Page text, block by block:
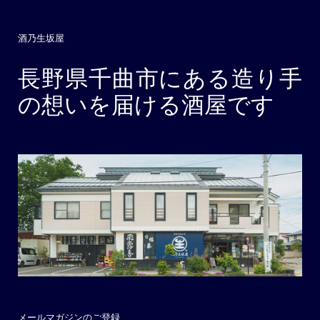
酒乃生坂屋
長野県千曲市にある造り手
の想いを届ける酒屋です
メールマガジンのご登録